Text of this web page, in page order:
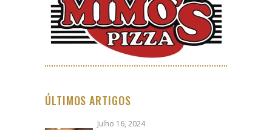
ÚLTIMOS ARTIGOS
Julho 16, 2024